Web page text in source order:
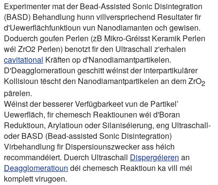
Experimenter mat der Bead-Assisted Sonic Disintegration
(BASD) Behandlung hunn villverspriechend Resultater fir
d'Uewerflächfunktioun vun Nanodiamanten och gewisen.
Doduerch goufen Perlen (zB Mikro-Gréisst Keramik Perlen
wéi ZrO2 Perlen) benotzt fir den Ultraschall z'erhalen
cavitational Kräften op d'Nanodiamantpartikelen.
D'Deagglomeratioun geschitt wéinst der interpartikulärer
Kollisioun tëscht den Nanodiamantpartikelen an dem ZrO2
pärelen.
Wéinst der besserer Verfügbarkeet vun de Partikel’
Uewerfläch, fir chemesch Reaktiounen wéi d'Boran
Reduktioun, Arylatioun oder Silaniséierung, eng Ultraschall-
oder BASD (Bead-assisted Sonic Disintegration)
Virbehandlung fir Dispersiounszwecker ass héich
recommandéiert. Duerch Ultraschall Dispergéieren an
Deagglomeratioun déi chemesch Reaktioun ka vill méi
komplett virugoen.